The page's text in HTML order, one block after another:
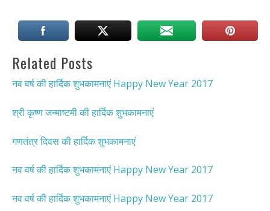
Related Posts
नव वर्ष की हार्दिक शुभकामनाएं Happy New Year 2017
श्री कृष्ण जन्माष्टमी की हार्दिक शुभकामनाएं
गणतंत्र दिवस की हार्दिक शुभकामनाएं
नव वर्ष की हार्दिक शुभकामनाएं Happy New Year 2017
नव वर्ष की हार्दिक शुभकामनाएं Happy New Year 2017